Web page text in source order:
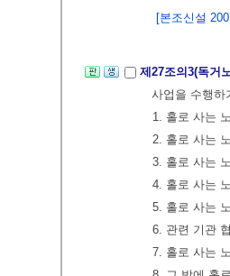
[본조신설
제27조의3(독거
사업을 수행하
1. 홀로 사는
2. 홀로 사는
3. 홀로 사는
4. 홀로 사는
5. 홀로 사는
6. 관련 기관
7. 홀로 사는